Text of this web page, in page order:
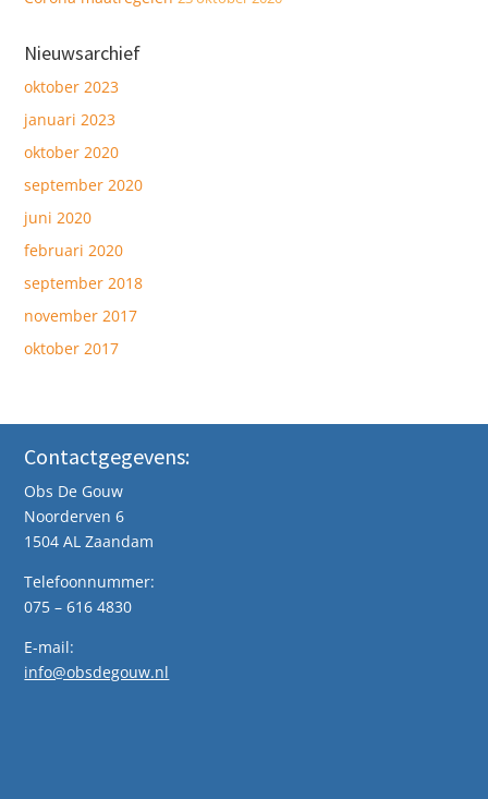
Nieuwsarchief
oktober 2023
januari 2023
oktober 2020
september 2020
juni 2020
februari 2020
september 2018
november 2017
oktober 2017
Contactgegevens:
Obs De Gouw
Noorderven 6
1504 AL Zaandam
Telefoonnummer:
075 – 616 4830
E-mail:
info@obsdegouw.nl